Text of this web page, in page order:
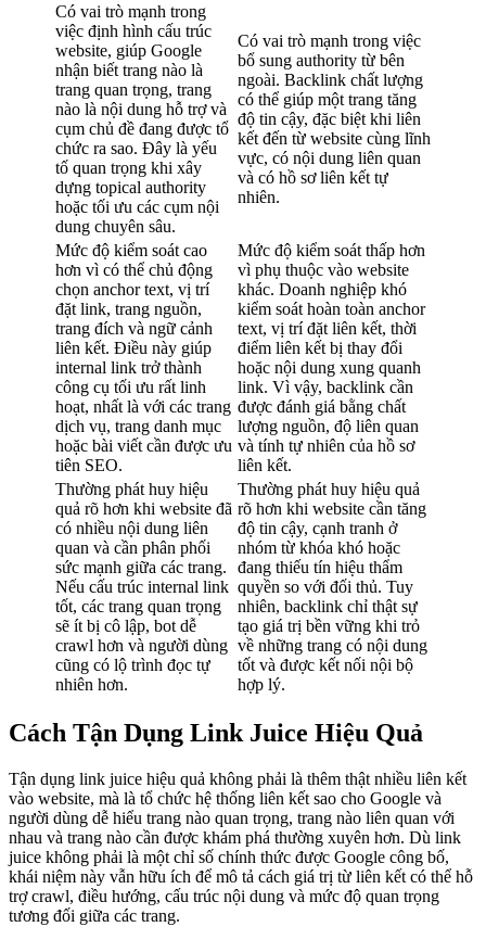
Có vai trò mạnh trong
việc định hình cấu trúc
website, giúp Google
nhận biết trang nào là
trang quan trọng, trang
nào là nội dung hỗ trợ và
cụm chủ đề đang được tổ
chức ra sao. Đây là yếu
tố quan trọng khi xây
dựng topical authority
hoặc tối ưu các cụm nội
dung chuyên sâu.
Có vai trò mạnh trong việc
bổ sung authority từ bên
ngoài. Backlink chất lượng
có thể giúp một trang tăng
độ tin cậy, đặc biệt khi liên
kết đến từ website cùng lĩnh
vực, có nội dung liên quan
và có hồ sơ liên kết tự
nhiên.
Mức độ kiểm soát cao
hơn vì có thể chủ động
chọn anchor text, vị trí
đặt link, trang nguồn,
trang đích và ngữ cảnh
liên kết. Điều này giúp
internal link trở thành
công cụ tối ưu rất linh
hoạt, nhất là với các trang
dịch vụ, trang danh mục
hoặc bài viết cần được ưu
tiên SEO.
Mức độ kiểm soát thấp hơn
vì phụ thuộc vào website
khác. Doanh nghiệp khó
kiểm soát hoàn toàn anchor
text, vị trí đặt liên kết, thời
điểm liên kết bị thay đổi
hoặc nội dung xung quanh
link. Vì vậy, backlink cần
được đánh giá bằng chất
lượng nguồn, độ liên quan
và tính tự nhiên của hồ sơ
liên kết.
Thường phát huy hiệu
quả rõ hơn khi website đã
có nhiều nội dung liên
quan và cần phân phối
sức mạnh giữa các trang.
Nếu cấu trúc internal link
tốt, các trang quan trọng
sẽ ít bị cô lập, bot dễ
crawl hơn và người dùng
cũng có lộ trình đọc tự
nhiên hơn.
Thường phát huy hiệu quả
rõ hơn khi website cần tăng
độ tin cậy, cạnh tranh ở
nhóm từ khóa khó hoặc
đang thiếu tín hiệu thẩm
quyền so với đối thủ. Tuy
nhiên, backlink chỉ thật sự
tạo giá trị bền vững khi trỏ
về những trang có nội dung
tốt và được kết nối nội bộ
hợp lý.
Cách Tận Dụng Link Juice Hiệu Quả
Tận dụng link juice hiệu quả không phải là thêm thật nhiều liên kết
vào website, mà là tổ chức hệ thống liên kết sao cho Google và
người dùng dễ hiểu trang nào quan trọng, trang nào liên quan với
nhau và trang nào cần được khám phá thường xuyên hơn. Dù link
juice không phải là một chỉ số chính thức được Google công bố,
khái niệm này vẫn hữu ích để mô tả cách giá trị từ liên kết có thể hỗ
trợ crawl, điều hướng, cấu trúc nội dung và mức độ quan trọng
tương đối giữa các trang.